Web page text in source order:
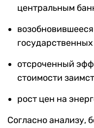
центральным
отсроченный
стоимости
рост цен на
Согласно анализу,